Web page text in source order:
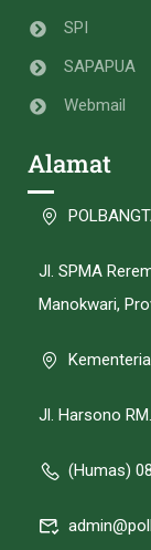
SPI
SAPAPUA
Webmail
Alamat
Jl. SPMA
Manokwari,
Jl. Harsono
(Humas)